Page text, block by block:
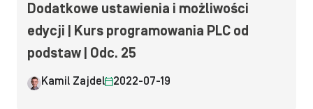
Dodatkowe ustawienia i możliwości
edycji | Kurs programowania PLC od
podstaw | Odc. 25
Kamil Zajdel 2022-07-19